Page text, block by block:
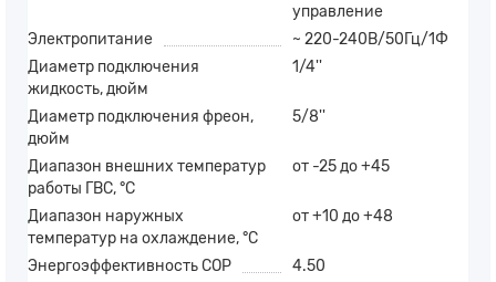
управление
Электропитание
~ 220-240В/50Гц/1Ф
Диаметр подключения
жидкость, дюйм
1/4''
Диаметр подключения фреон,
дюйм
5/8''
Диапазон внешних температур
работы ГВС, °С
от -25 до +45
Диапазон наружных
температур на охлаждение, °С
от +10 до +48
Энергоэффективность COP
4.50